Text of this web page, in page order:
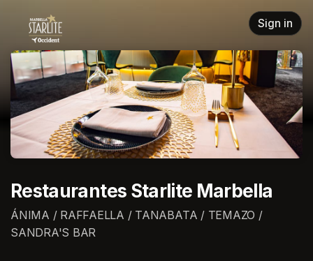
Sign in
Restaurantes Starlite Marbella
ÁNIMA / RAFFAELLA / TANABATA / TEMAZO /
SANDRA'S BAR